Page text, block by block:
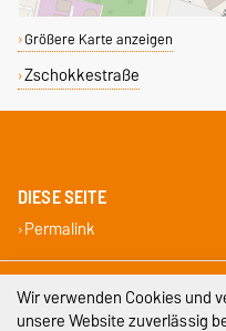
Größere Karte anzeigen
Zschokkestraße
DIESE SEITE
Permalink
Wir verwenden Cookies und
unsere Website zuverlässig